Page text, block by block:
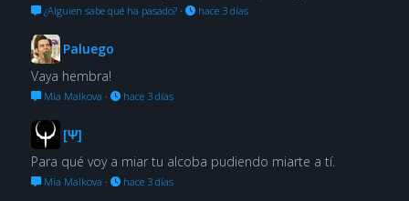
¿Alguien sabe qué ha pasado?· hace 3 días
Paluego
Vaya hembra!
Mia Malkova · hace 3 días
[Ψ]
Para qué voy a miar tu alcoba pudiendo miarte a tí.
Mia Malkova · hace 3 días